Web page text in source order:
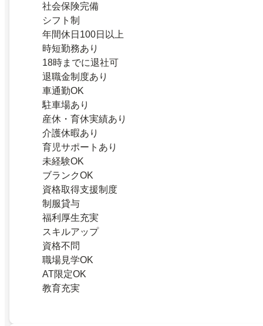
社会保険完備
シフト制
年間休日100日以上
時短勤務あり
18時までに退社可
退職金制度あり
車通勤OK
駐車場あり
産休・育休実績あり
介護休暇あり
育児サポートあり
未経験OK
ブランクOK
資格取得支援制度
制服貸与
福利厚生充実
スキルアップ
資格不問
職場見学OK
AT限定OK
教育充実